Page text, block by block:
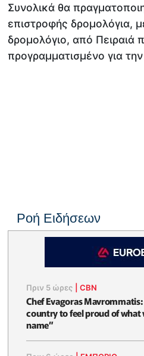
Συνολικά θα
επιστροφής δρομολόγια,
δρομολόγιο, από Πειραιά
προγραμματισμένο για
Ροή Ειδήσεων
Πριν 5 ώρες |CBN
Chef Evagoras
country to feel proud of what
name”